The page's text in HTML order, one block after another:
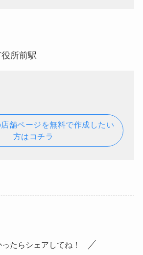
所前駅
舗ページを無料で作成したい
方はコチラ
ったらシェアしてね！